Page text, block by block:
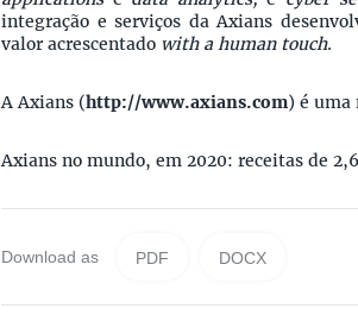
integração e serviços da Axians
valor acrescentado with a human touch.
A Axians (http://www.axians.com) é uma
Axians no mundo, em 2020: receitas de
Download as PDF DOCX